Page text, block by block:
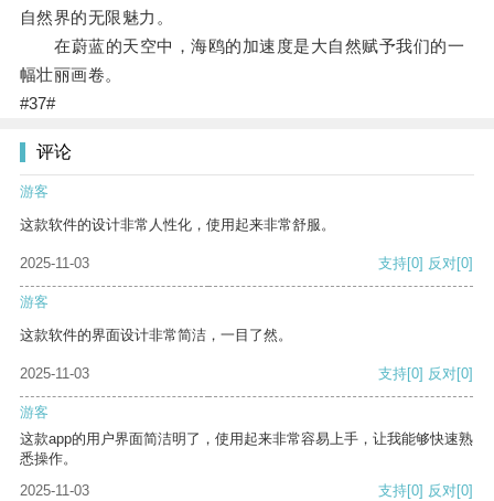
自然界的无限魅力。
在蔚蓝的天空中，海鸥的加速度是大自然赋予我们的一
幅壮丽画卷。
#37#
评论
游客
这款软件的设计非常人性化，使用起来非常舒服。
2025-11-03 支持[0] 反对[0]
游客
这款软件的界面设计非常简洁，一目了然。
2025-11-03 支持[0] 反对[0]
游客
这款app的用户界面简洁明了，使用起来非常容易上手，让我能够快速熟
悉操作。
2025-11-03
支持[0] 反对[0]